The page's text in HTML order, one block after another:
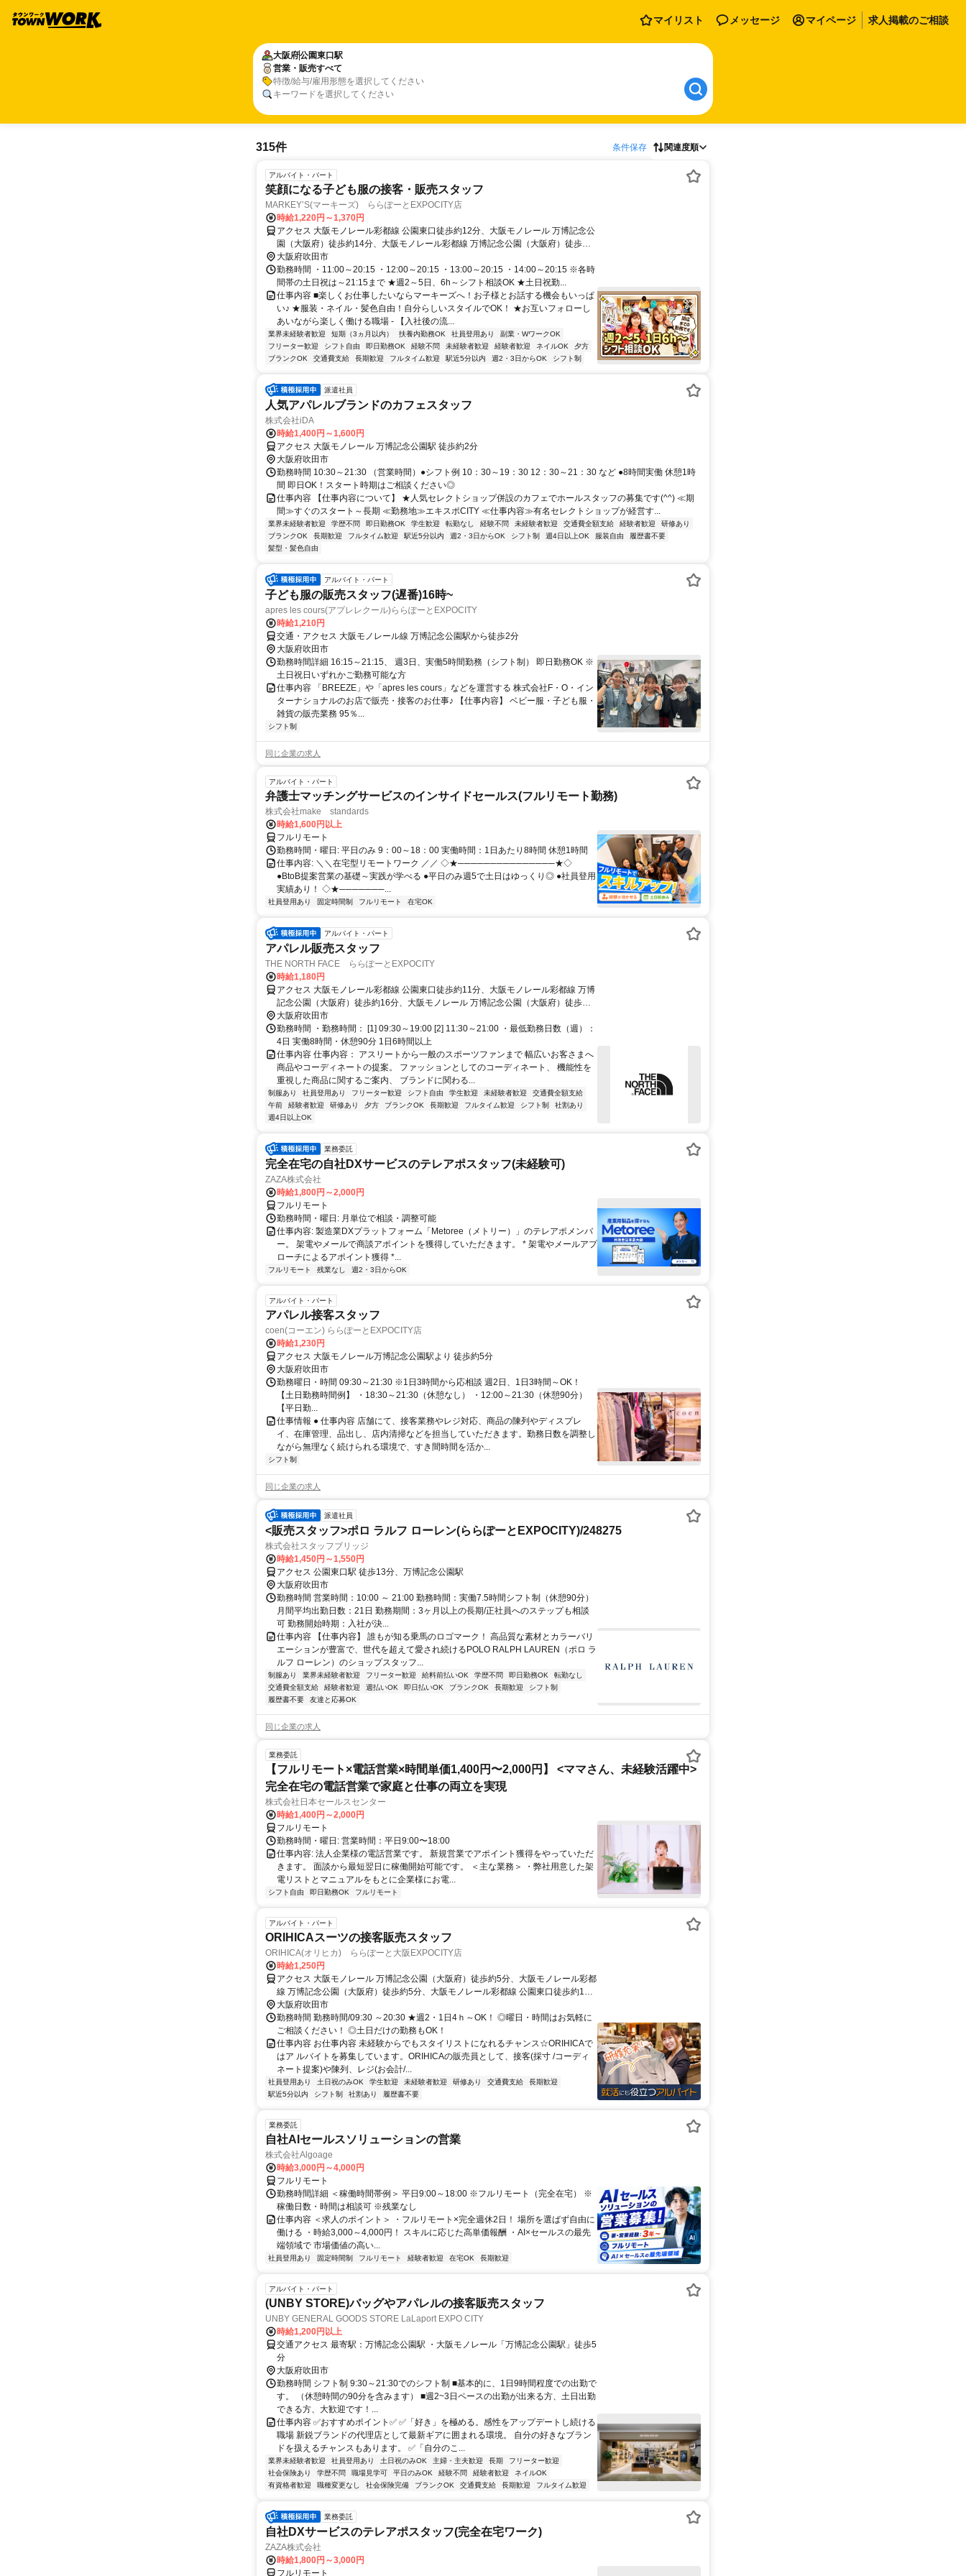
マイリスト メッセージ マイページ 求人掲載のご相談
大阪府公園東口駅
営業・販売すべて
特徴/給与/雇用形態を選択してください
キーワードを選択してください
315件 条件保存 関連度順
アルバイト・パート
笑顔になる子ども服の接客・販売スタッフ
MARKEY’S(マーキーズ) ららぽーとEXPOCITY店
時給1,220円～1,370円
アクセス 大阪モノレール彩都線 公園東口徒歩約12分、大阪モノレール 万博記念公
園（大阪府）徒歩約14分、大阪モノレール彩都線 万博記念公園（大阪府）徒歩約
14分 自転車OK！(駐輪場無料)「山田駅」「南千里駅」「北千里駅」～自転車で10
～20分
大阪府吹田市
勤務時間 ・11:00～20:15 ・12:00～20:15 ・13:00～20:15 ・14:00～20:15 ※各時
間帯の土日祝は～21:15まで ★週2～5日、6h～シフト相談OK ★土日祝勤...
仕事内容 ■楽しくお仕事したいならマーキーズへ！お子様とお話する機会もいっぱ
い♪ ★服装・ネイル・髪色自由！自分らしいスタイルでOK！ ★お互いフォローし
あいながら楽しく働ける職場 - 【入社後の流...
業界未経験者歓迎 短期（3ヵ月以内） 扶養内勤務OK 社員登用あり
副業・WワークOK
フリーター歓迎
シフト自由 即日勤務OK 経験不問 未経験者歓迎 経験者歓迎 ネイルOK
夕方
ブランクOK
交通費支給 長期歓迎 フルタイム歓迎 駅近5分以内 週2・3日からOK シフト制
派遣社員
人気アパレルブランドのカフェスタッフ
株式会社iDA
時給1,400円～1,600円
アクセス 大阪モノレール 万博記念公園駅 徒歩約2分
大阪府吹田市
勤務時間 10:30～21:30 （営業時間）●シフト例 10：30～19：30 12：30～21：30 など ●8時間実働 休憩1時
間 即日OK！スタート時期はご相談ください◎
仕事内容 【仕事内容について】 ★人気セレクトショップ併設のカフェでホールスタッフの募集です(^^) ≪期
間≫すぐのスタート～長期 ≪勤務地≫エキスポCITY ≪仕事内容≫有名セレクトショップが経営す...
業界未経験者歓迎 学歴不問 即日勤務OK 学生歓迎 転勤なし 経験不問 未経験者歓迎 交通費全額支給 経験者歓迎
研修あり
ブランクOK
長期歓迎 フルタイム歓迎 駅近5分以内 週2・3日からOK シフト制 週4日以上OK 服装自由
履歴書不要
髪型・髪色自由
アルバイト・パート
子ども服の販売スタッフ(遅番)16時~
apres les cours(アプレレクール)ららぽーとEXPOCITY
時給1,210円
交通・アクセス 大阪モノレール線 万博記念公園駅から徒歩2分
大阪府吹田市
勤務時間詳細 16:15～21:15、 週3日、実働5時間勤務（シフト制） 即日勤務OK ※
土日祝日いずれかご勤務可能な方
仕事内容 「BREEZE」や「apres les cours」などを運営する 株式会社F・O・イン
ターナショナルのお店で販売・接客のお仕事♪ 【仕事内容】 ベビー服・子ども服・
雑貨の販売業務 95％...
シフト制
同じ企業の求人
アルバイト・パート
弁護士マッチングサービスのインサイドセールス(フルリモート勤務)
株式会社make standards
時給1,600円以上
フルリモート
勤務時間・曜日: 平日のみ 9：00～18：00 実働時間：1日あたり8時間 休憩1時間
仕事内容: ＼＼在宅型リモートワーク ／／ ◇★───────────────★◇
●BtoB提案営業の基礎～実践が学べる ●平日のみ週5で土日はゆっくり◎ ●社員登用
実績あり！ ◇★───────...
社員登用あり 固定時間制 フルリモート 在宅OK
アルバイト・パート
アパレル販売スタッフ
THE NORTH FACE ららぽーとEXPOCITY
時給1,180円
アクセス 大阪モノレール彩都線 公園東口徒歩約11分、大阪モノレール彩都線 万博
記念公園（大阪府）徒歩約16分、大阪モノレール 万博記念公園（大阪府）徒歩約
16分
大阪府吹田市
勤務時間 ・勤務時間： [1] 09:30～19:00 [2] 11:30～21:00 ・最低勤務日数（週）：
4日 実働8時間・休憩90分 1日6時間以上
仕事内容 仕事内容： アスリートから一般のスポーツファンまで 幅広いお客さまへ
商品やコーディネートの提案。 ファッションとしてのコーディネート、 機能性を
重視した商品に関するご案内、 ブランドに関わる...
制服あり 社員登用あり フリーター歓迎 シフト自由 学生歓迎 未経験者歓迎
交通費全額支給
午前
経験者歓迎 研修あり 夕方 ブランクOK 長期歓迎 フルタイム歓迎 シフト制
社割あり
週4日以上OK
業務委託
完全在宅の自社DXサービスのテレアポスタッフ(未経験可)
ZAZA株式会社
時給1,800円～2,000円
フルリモート
勤務時間・曜日: 月単位で相談・調整可能
仕事内容: 製造業DXプラットフォーム「Metoree（メトリー）」のテレアポメンバ
ー。 架電やメールで商談アポイントを獲得していただきます。 * 架電やメールアプ
ローチによるアポイント獲得 *...
フルリモート 残業なし 週2・3日からOK
アルバイト・パート
アパレル接客スタッフ
coen(コーエン) ららぽーとEXPOCITY店
時給1,230円
アクセス 大阪モノレール万博記念公園駅より 徒歩約5分
大阪府吹田市
勤務曜日・時間 09:30～21:30 ※1日3時間から応相談 週2日、1日3時間～OK！
【土日勤務時間例】 ・18:30～21:30（休憩なし） ・12:00～21:30（休憩90分）
【平日勤...
仕事情報 ● 仕事内容 店舗にて、接客業務やレジ対応、商品の陳列やディスプレ
イ、在庫管理、品出し、店内清掃などを担当していただきます。勤務日数を調整し
ながら無理なく続けられる環境で、すき間時間を活か...
シフト制
同じ企業の求人
派遣社員
<販売スタッフ>ポロ ラルフ ローレン(ららぽーとEXPOCITY)/248275
株式会社スタッフブリッジ
時給1,450円～1,550円
アクセス 公園東口駅 徒歩13分、万博記念公園駅
大阪府吹田市
勤務時間 営業時間：10:00 ～ 21:00 勤務時間：実働7.5時間シフト制（休憩90分）
月間平均出勤日数：21日 勤務期間：3ヶ月以上の長期/正社員へのステップも相談
可 勤務開始時期：入社が決...
仕事内容 【仕事内容】 誰もが知る乗馬のロゴマーク！ 高品質な素材とカラーバリ
エーションが豊富で、世代を超えて愛され続けるPOLO RALPH LAUREN（ポロ ラ
ルフ ローレン）のショップスタッフ...
制服あり 業界未経験者歓迎 フリーター歓迎 給料前払いOK 学歴不問 即日勤務OK
転勤なし
交通費全額支給
経験者歓迎 週払いOK 即日払いOK ブランクOK 長期歓迎
シフト制
履歴書不要
友達と応募OK
同じ企業の求人
業務委託
【フルリモート×電話営業×時間単価1,400円〜2,000円】 <ママさん、未経験活躍中>
完全在宅の電話営業で家庭と仕事の両立を実現
株式会社日本セールスセンター
時給1,400円～2,000円
フルリモート
勤務時間・曜日: 営業時間：平日9:00〜18:00
仕事内容: 法人企業様の電話営業です。 新規営業でアポイント獲得をやっていただ
きます。 面談から最短翌日に稼働開始可能です。 ＜主な業務＞ ・弊社用意した架
電リストとマニュアルをもとに企業様にお電...
シフト自由 即日勤務OK フルリモート
アルバイト・パート
ORIHICAスーツの接客販売スタッフ
ORIHICA(オリヒカ) ららぽーと大阪EXPOCITY店
時給1,250円
アクセス 大阪モノレール 万博記念公園（大阪府）徒歩約5分、大阪モノレール彩都
線 万博記念公園（大阪府）徒歩約5分、大阪モノレール彩都線 公園東口徒歩約15
分 大阪モノレール「万博記念公園駅」より徒歩2分
大阪府吹田市
勤務時間 勤務時間/09:30 ～20:30 ★週2・1日4ｈ～OK！ ◎曜日・時間はお気軽に
ご相談ください！ ◎土日だけの勤務もOK！
仕事内容 お仕事内容 未経験からでもスタイリストになれるチャンス☆ORIHICAで
はア ルバイトを募集しています。ORIHICAの販売員として、接客(採寸 /コーディ
ネート提案)や陳列、レジ(お会計/...
社員登用あり 土日祝のみOK 学生歓迎 未経験者歓迎 研修あり 交通費支給
長期歓迎
駅近5分以内
シフト制 社割あり 履歴書不要
業務委託
自社AIセールスソリューションの営業
株式会社Algoage
時給3,000円～4,000円
フルリモート
勤務時間詳細 ＜稼働時間帯例＞ 平日9:00～18:00 ※フルリモート（完全在宅） ※
稼働日数・時間は相談可 ※残業なし
仕事内容 ＜求人のポイント＞ ・フルリモート×完全週休2日！ 場所を選ばず自由に
働ける ・時給3,000～4,000円！ スキルに応じた高単価報酬 ・AI×セールスの最先
端領域で 市場価値の高い...
社員登用あり 固定時間制 フルリモート 経験者歓迎 在宅OK 長期歓迎
アルバイト・パート
(UNBY STORE)バッグやアパレルの接客販売スタッフ
UNBY GENERAL GOODS STORE LaLaport EXPO CITY
時給1,200円以上
交通アクセス 最寄駅：万博記念公園駅 ・大阪モノレール「万博記念公園駅」徒歩5
分
大阪府吹田市
勤務時間 シフト制 9:30～21:30でのシフト制 ■基本的に、1日9時間程度での出勤で
す。 （休憩時間の90分を含みます） ■週2~3日ペースの出勤が出来る方、土日出勤
できる方、大歓迎です！...
仕事内容 ✅おすすめポイント✅ ✅「好き」を極める。感性をアップデートし続ける
職場 新鋭ブランドの代理店として最新ギアに囲まれる環境。 自分の好きなブラン
ドを扱えるチャンスもあります。 ✅「自分のこ...
業界未経験者歓迎 社員登用あり 土日祝のみOK 主婦・主夫歓迎 長期
フリーター歓迎
社会保険あり
学歴不問 職場見学可 平日のみOK 経験不問 経験者歓迎
ネイルOK
有資格者歓迎
職種変更なし 社会保険完備 ブランクOK 交通費支給 長期歓迎 フルタイム歓迎
業務委託
自社DXサービスのテレアポスタッフ(完全在宅ワーク)
ZAZA株式会社
時給1,800円～3,000円
フルリモート